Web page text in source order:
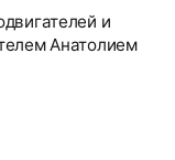
и
Анатолием